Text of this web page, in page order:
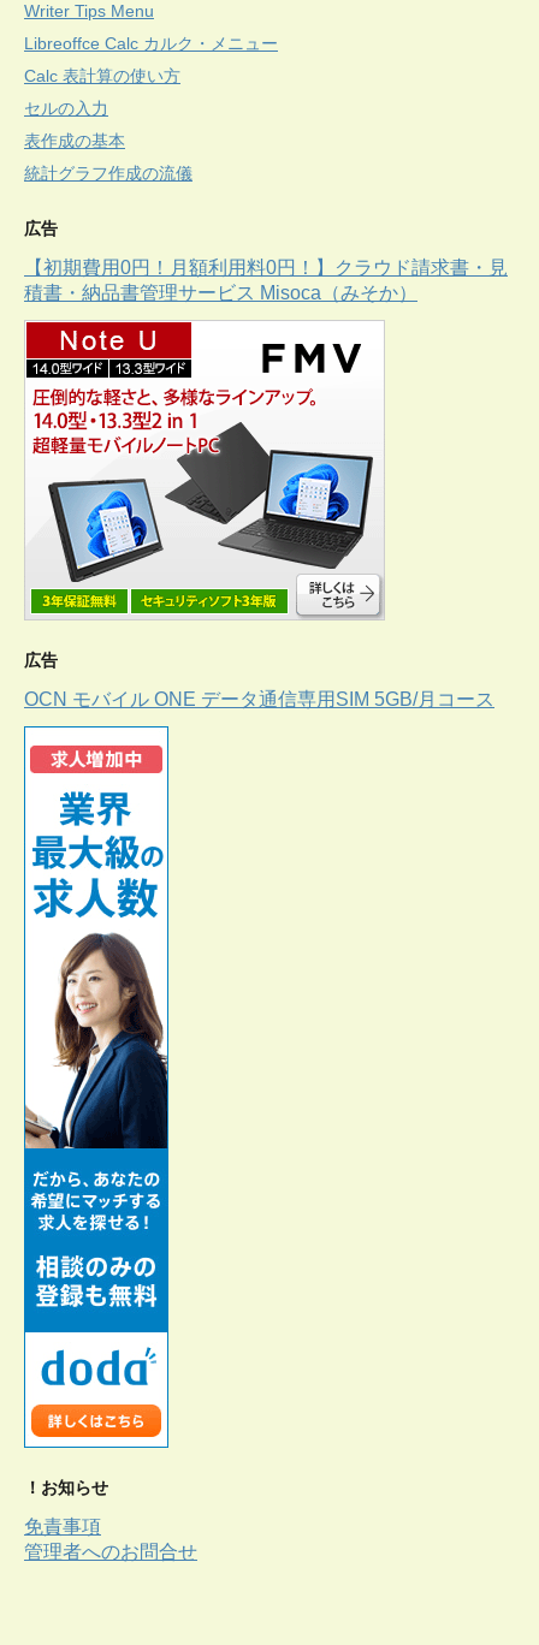
Writer Tips Menu
Libreoffce Calc カルク・メニュー
Calc 表計算の使い方
セルの入力
表作成の基本
統計グラフ作成の流儀
広告
【初期費用0円！月額利用料0円！】クラウド請求書・見
積書・納品書管理サービス Misoca（みそか）
広告
OCN モバイル ONE データ通信専用SIM 5GB/月コース
！お知らせ
免責事項
管理者へのお問合せ